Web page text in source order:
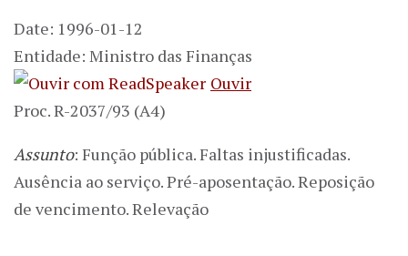
Date: 1996-01-12
Entidade: Ministro das Finanças
Ouvir
Proc. R-2037/93 (A4)
Assunto: Função pública. Faltas injustificadas.
Ausência ao serviço. Pré-aposentação. Reposição
de vencimento. Relevação